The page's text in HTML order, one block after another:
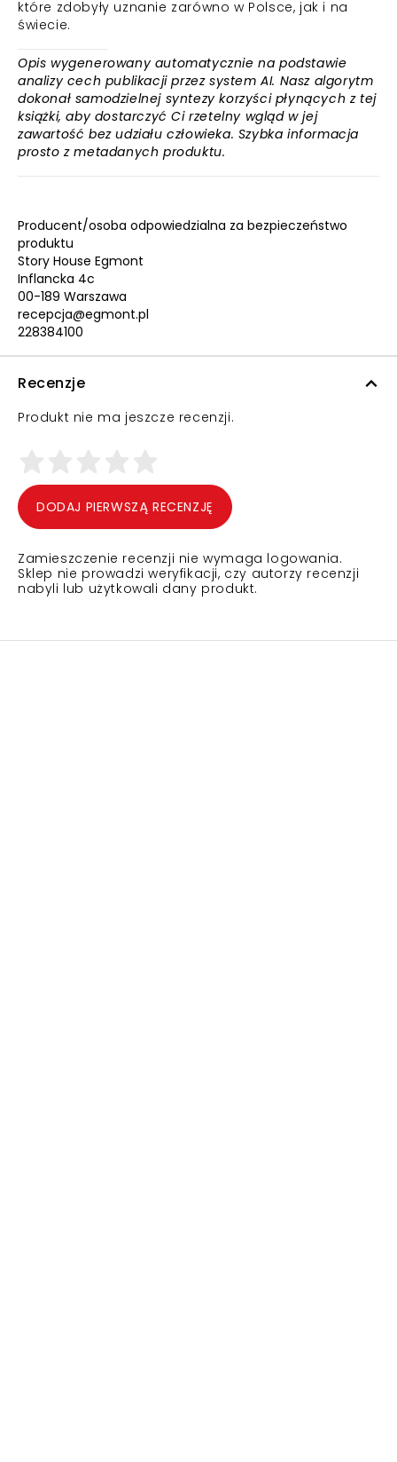
które zdobyły uznanie zarówno w Polsce, jak i na
świecie.
Opis wygenerowany automatycznie na podstawie
analizy cech publikacji przez system AI. Nasz algorytm
dokonał samodzielnej syntezy korzyści płynących z tej
książki, aby dostarczyć Ci rzetelny wgląd w jej
zawartość bez udziału człowieka. Szybka informacja
prosto z metadanych produktu.
Producent/osoba odpowiedzialna za bezpieczeństwo
produktu
Story House Egmont
Inflancka 4c
00-189 Warszawa
recepcja@egmont.pl
228384100
Recenzje
Produkt nie ma jeszcze recenzji.
DODAJ PIERWSZĄ RECENZJĘ
Zamieszczenie recenzji nie wymaga logowania.
Sklep nie prowadzi weryfikacji, czy autorzy recenzji
nabyli lub użytkowali dany produkt.